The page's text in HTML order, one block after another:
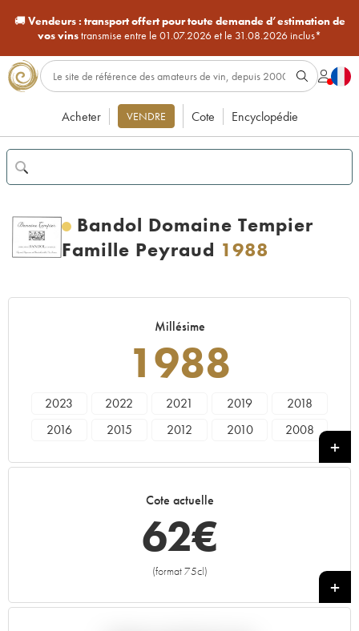
🚚Vendeurs : transport offert pour toute demande d’estimation de
vos vinstransmise entre le 01.07.2026 et le 31.08.2026 inclus*
Acheter VENDRE Cote Encyclopédie
Bandol Domaine Tempier
Famille Peyraud 1988
Millésime
1988
2023 2022 2021 2019
2018
2016
2015 2012 2010
2008
Cote actuelle
62€
(format 75cl)
+